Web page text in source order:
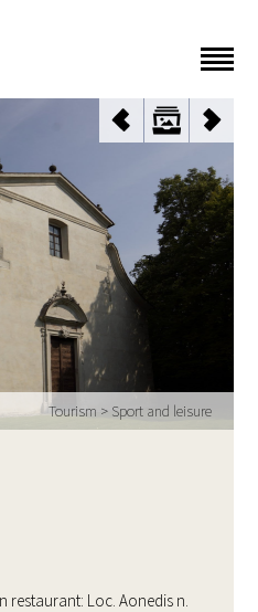
Tourism > Sport and leisure
restaurant: Loc. Aonedis n.